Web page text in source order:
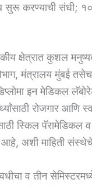
सुरू करण्याची संधी;
क्षेत्रात कुशल
मंत्रालय मुंबई
इन मेडिकल
रोजगार आणि
स्किल
अशी माहिती संस्थेचे
व तीन